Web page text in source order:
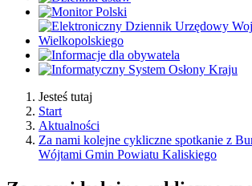
Jesteś tutaj
Start
Aktualności
Za nami kolejne cykliczne spotkanie z
Wójtami Gmin Powiatu Kaliskiego